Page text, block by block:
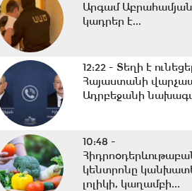
Արգամ
կադրեր է...
12:22 - Տեղի է ունեցել
Հայաստանի
Ադրբեջանի
10:48 -
կենտրոնը
լոլիկի, կաղամբի...